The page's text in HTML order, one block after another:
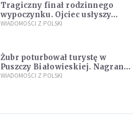
Tragiczny finał rodzinnego
wypoczynku. Ojciec usłyszy
zarzuty
WIADOMOŚCI Z POLSKI
Żubr poturbował turystę w
Puszczy Białowieskiej. Nagranie
daje do myślenia
WIADOMOŚCI Z POLSKI